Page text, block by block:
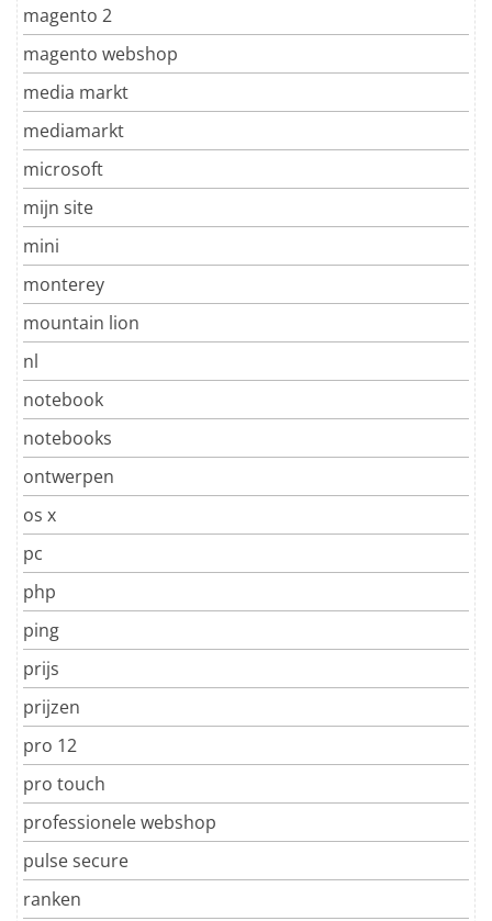
magento 2
magento webshop
media markt
mediamarkt
microsoft
mijn site
mini
monterey
mountain lion
nl
notebook
notebooks
ontwerpen
os x
pc
php
ping
prijs
prijzen
pro 12
pro touch
professionele webshop
pulse secure
ranken